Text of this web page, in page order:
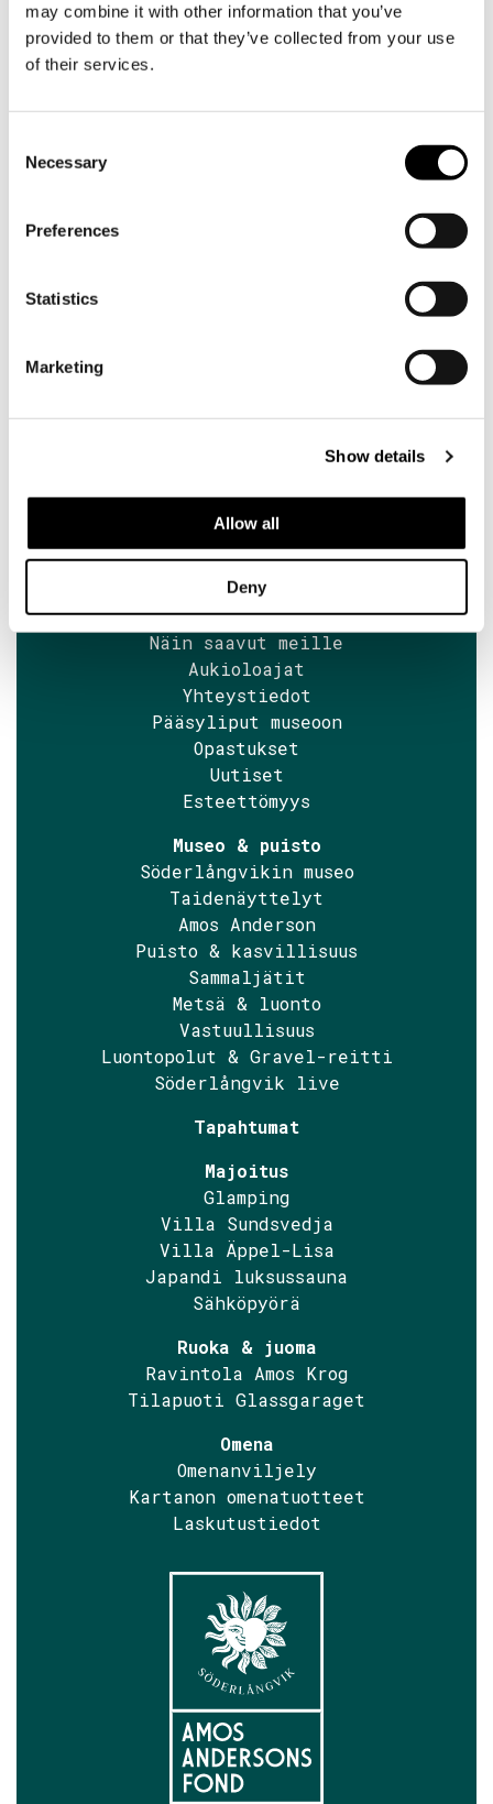
may combine it with other information that you’ve
provided to them or that they’ve collected from your use
of their services.
Selection
Necessary
Preferences
Statistics
Marketing
Show details
Allow all
Deny
Ilmaispäivät 2026
3.9. Amoksen syntymäpäivä
Amos Anderson tie 2, 25870
+358 2 424 662
Tervetuloa
Näin saavut meille
Aukioloajat
Yhteystiedot
Pääsyliput museoon
Opastukset
Uutiset
Esteettömyys
Museo & puisto
Söderlångvikin museo
Taidenäyttelyt
Amos Anderson
Puisto & kasvillisuus
Sammaljätit
Metsä & luonto
Vastuullisuus
Luontopolut & Gravel-reitti
Söderlångvik live
Tapahtumat
Majoitus
Glamping
Villa Sundsvedja
Villa Äppel-Lisa
Japandi luksussauna
Sähköpyörä
Ruoka & juoma
Ravintola Amos Krog
Tilapuoti Glassgaraget
Omena
Omenanviljely
Kartanon omenatuotteet
Laskutustiedot